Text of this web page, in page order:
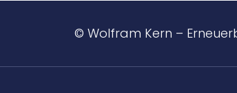
© Wolfram Kern –